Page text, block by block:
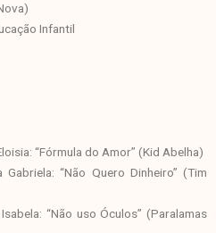
Infantil
“Fórmula do Amor” (Kid Abelha)
“Não Quero Dinheiro” (Tim
“Não uso Óculos” (Paralamas